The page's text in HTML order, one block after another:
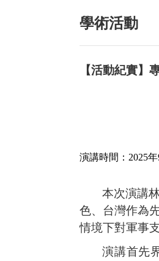
學術活動
【活動紀實】
演講時間： 2025年
本次演講
色、台灣作為
情境下對軍事
演講首先